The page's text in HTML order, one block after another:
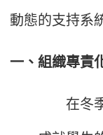
動態的支持系
一、組織專責
在冬季「